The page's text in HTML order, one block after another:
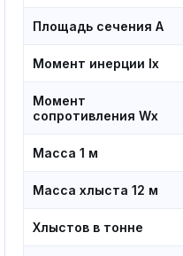
Площадь сечения A
Момент инерции Ix
Момент
сопротивления Wx
Масса 1 м
Масса хлыста 12 м
Хлыстов в тонне